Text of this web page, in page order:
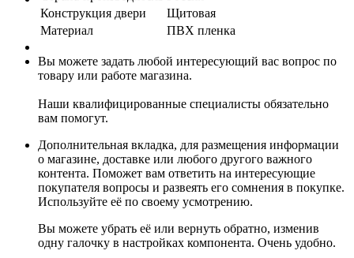
Конструкция двери
Щитовая
Материал
ПВХ пленка
Вы можете задать любой интересующий вас вопрос по
товару или работе магазина.
Наши квалифицированные специалисты обязательно
вам помогут.
Дополнительная вкладка, для размещения информации
о магазине, доставке или любого другого важного
контента. Поможет вам ответить на интересующие
покупателя вопросы и развеять его сомнения в покупке.
Используйте её по своему усмотрению.
Вы можете убрать её или вернуть обратно, изменив
одну галочку в настройках компонента. Очень удобно.